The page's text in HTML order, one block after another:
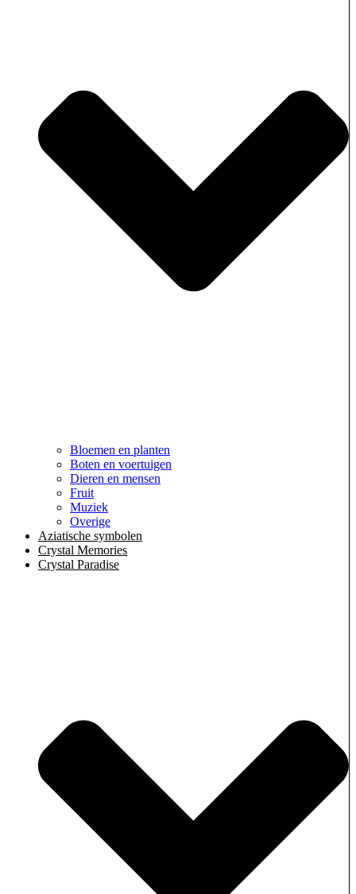
Bloemen en planten
Boten en voertuigen
Dieren en mensen
Fruit
Muziek
Overige
Aziatische symbolen
Crystal Memories
Crystal Paradise